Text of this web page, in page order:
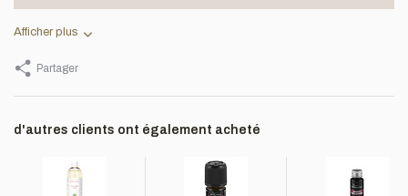
Afficher plus
Partager
d'autres clients ont également acheté